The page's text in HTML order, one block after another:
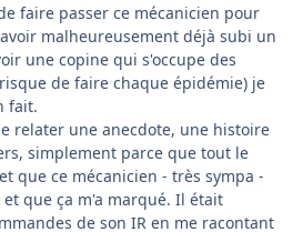
faire passer ce mécanicien pour
malheureusement déjà subi un
une copine qui s'occupe des
de faire chaque épidémie) je
fait.
relater une anecdote, une histoire
simplement parce que tout le
que ce mécanicien - très sympa -
que ça m'a marqué. Il était
de son IR en me racontant